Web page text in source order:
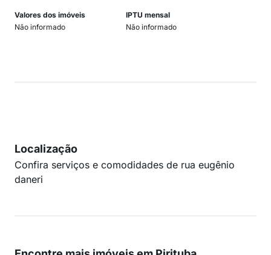
Valores dos imóveis
Não informado
IPTU mensal
Não informado
Localização
Confira serviços e comodidades de rua eugênio
daneri